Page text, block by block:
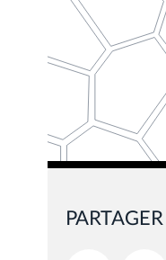
PARTAGER